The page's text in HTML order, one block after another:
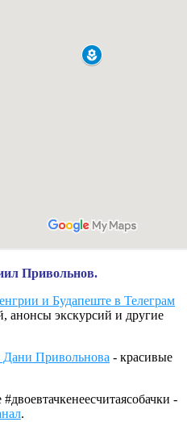
Привольнов.
и Будапеште в Телеграм
анонсы экскурсий и другие
Дани Привольнова - красивые
-
.